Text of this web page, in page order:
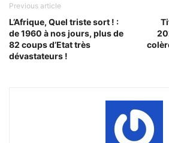
Previous article
L’Afrique, Quel triste sort ! :
de 1960 à nos jours, plus de
82 coups d’Etat très
dévastateurs !